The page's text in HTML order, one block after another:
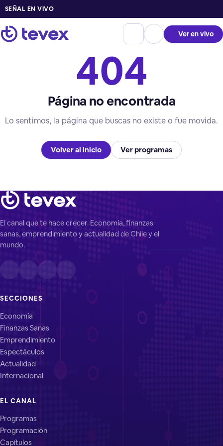
SEÑAL EN VIVO
Ver en vivo
404
Página no encontrada
Lo sentimos, la página que buscas no existe o fue movida.
Volver al inicio Ver programas
El canal que te hace crecer. Economía, finanzas
sanas, emprendimiento y actualidad de Chile y el
mundo.
SECCIONES
Economía
Finanzas Sanas
Emprendimiento
Espectáculos
Actualidad
Internacional
EL CANAL
Programas
Programación
Capítulos